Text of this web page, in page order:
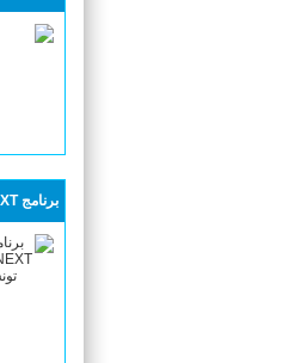
برنامج INTERREG NEXT